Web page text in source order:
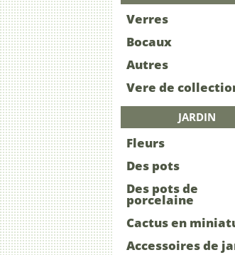
Verres
Bocaux
Autres
Vere de
JARDIN
Fleurs
Des pots
Des pots de
porcelaine
Cactus en
Accessoires de